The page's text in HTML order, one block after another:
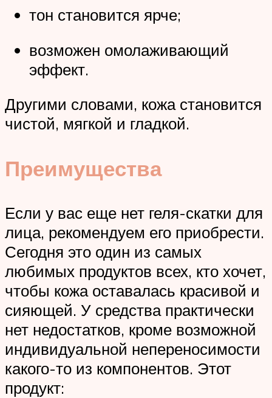
тон становится ярче;
возможен омолаживающий
эффект.
Другими словами, кожа становится
чистой, мягкой и гладкой.
Преимущества
Если у вас еще нет геля-скатки для
лица, рекомендуем его приобрести.
Сегодня это один из самых
любимых продуктов всех, кто хочет,
чтобы кожа оставалась красивой и
сияющей. У средства практически
нет недостатков, кроме возможной
индивидуальной непереносимости
какого-то из компонентов. Этот
продукт: